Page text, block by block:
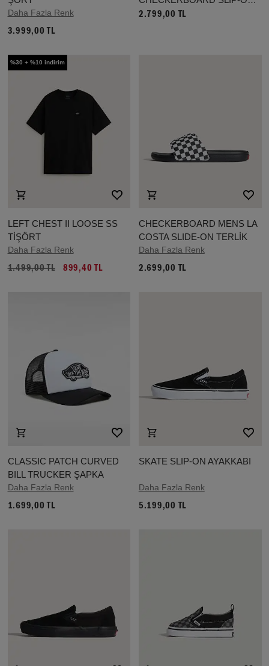
Daha Fazla Renk
3.999,00 TL
AYAKKABI (1-4 YAŞ)
2.799,00 TL
%30 + %10 indirim
LEFT CHEST II LOOSE SS
TİŞÖRT
Daha Fazla Renk
1.499,00 TL 899,40 TL
CHECKERBOARD MENS LA
COSTA SLIDE-ON TERLİK
Daha Fazla Renk
2.699,00 TL
CLASSIC PATCH CURVED
BILL TRUCKER ŞAPKA
Daha Fazla Renk
1.699,00 TL
SKATE SLIP-ON AYAKKABI
Daha Fazla Renk
5.199,00 TL